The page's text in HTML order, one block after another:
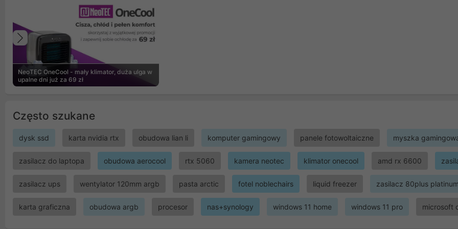
NeoTEC OneCool - mały klimator, duża ulga w
upalne dni już za 69 zł
Poprzedni
Często szukane
dysk ssd karta nvidia rtx obudowa lian li komputer gamingowy panele fotowoltaiczne myszka
zasilacz do laptopa obudowa aerocool rtx 5060 kamera neotec klimator onecool amd rx 6600
zasilacz ups wentylator 120mm argb pasta arctic fotel noblechairs liquid freezer zasilacz 80plus platinum
karta graficzna obudowa argb procesor nas+synology windows 11 home windows 11 pro microsoft